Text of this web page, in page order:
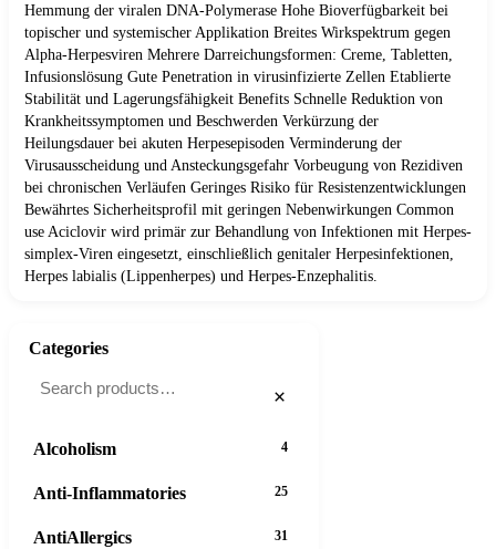
Hemmung der viralen DNA-Polymerase Hohe Bioverfügbarkeit bei
topischer und systemischer Applikation Breites Wirkspektrum gegen
Alpha-Herpesviren Mehrere Darreichungsformen: Creme, Tabletten,
Infusionslösung Gute Penetration in virusinfizierte Zellen Etablierte
Stabilität und Lagerungsfähigkeit Benefits Schnelle Reduktion von
Krankheitssymptomen und Beschwerden Verkürzung der
Heilungsdauer bei akuten Herpesepisoden Verminderung der
Virusausscheidung und Ansteckungsgefahr Vorbeugung von Rezidiven
bei chronischen Verläufen Geringes Risiko für Resistenzentwicklungen
Bewährtes Sicherheitsprofil mit geringen Nebenwirkungen Common
use Aciclovir wird primär zur Behandlung von Infektionen mit Herpes-
simplex-Viren eingesetzt, einschließlich genitaler Herpesinfektionen,
Herpes labialis (Lippenherpes) und Herpes-Enzephalitis.
Categories
×
Alcoholism 4
Anti-Inflammatories 25
AntiAllergics 31